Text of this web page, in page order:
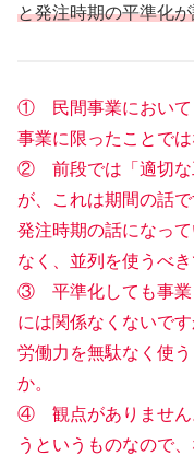
と発注時期の平準化
① 民間事業において
事業に限ったことでは
② 前段では「適切な
が、これは期間の話
発注時期の話になっ
なく、並列を使うべき
③ 平準化しても事業
には関係なくないで
労働力を無駄なく使
か。
④ 観点がありません
うというものなので